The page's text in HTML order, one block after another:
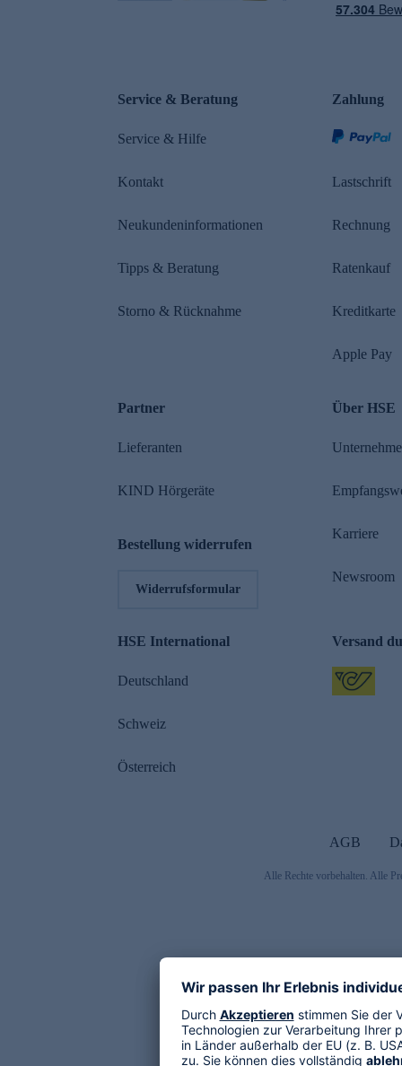
Service & Beratung
Service & Hilfe
Kontakt
Neukundeninformationen
Tipps & Beratung
Storno & Rücknahme
Zahlung
Lastschrift
Rechnung
Ratenkauf
Kreditkarte
Apple Pay
Partner
Lieferanten
KIND Hörgeräte
Bestellung widerrufen
Widerrufsformular
Über HSE
Karriere
Newsroom
HSE International
Deutschland
Schweiz
Österreich
Versand
AGB
Alle Rechte vorbehalten. Alle